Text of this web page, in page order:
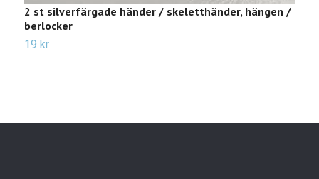
2 st silverfärgade händer / skeletthänder, hängen /
berlocker
19 kr